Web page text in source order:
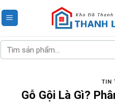
to
Tìm
kiếm:
TIN
Gỗ Gội Là Gì?